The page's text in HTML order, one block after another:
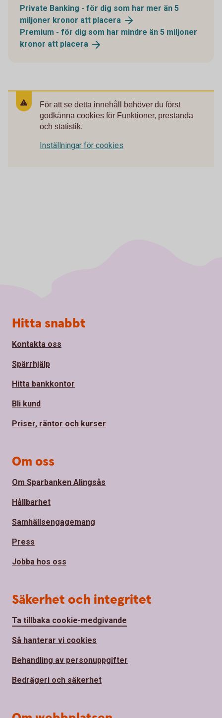
Private Banking - för dig som har mer än 5
miljoner kronor att placera
Premium - för dig som har mindre än 5 miljoner
kronor att placera
För att se detta innehåll behöver du först
godkänna cookies för Funktioner, prestanda
och statistik.
Inställningar för cookies
Sidfot
Hitta snabbt
Kontakta oss
Spärrhjälp
Hitta bankkontor
Bli kund
Priser, räntor och kurser
Om oss
Om Sparbanken Alingsås
Hållbarhet
Samhällsengagemang
Press
Jobba hos oss
Säkerhet och integritet
Ta tillbaka cookie-medgivande
Så hanterar vi cookies
Behandling av personuppgifter
Bedrägeri och säkerhet